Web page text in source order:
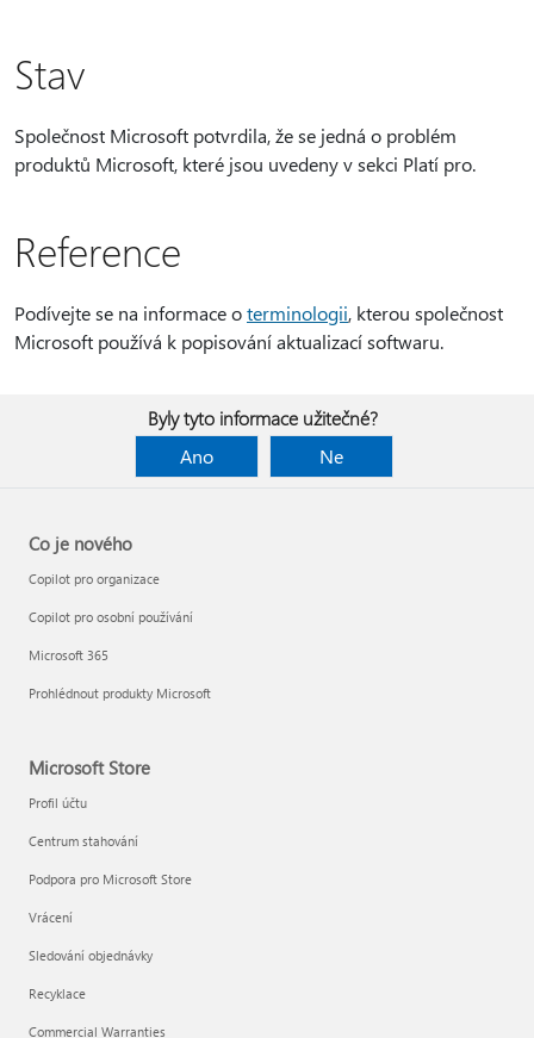
Stav
Společnost Microsoft potvrdila, že se jedná o problém
produktů Microsoft, které jsou uvedeny v sekci Platí pro.
Reference
Podívejte se na informace oterminologii, kterou společnost
Microsoft používá k popisování aktualizací softwaru.
Byly tyto informace užitečné?
Ano
Ne
Co je nového
Copilot pro organizace
Copilot pro osobní používání
Microsoft 365
Prohlédnout produkty Microsoft
Microsoft Store
Profil účtu
Centrum stahování
Podpora pro Microsoft Store
Vrácení
Sledování objednávky
Recyklace
Commercial Warranties